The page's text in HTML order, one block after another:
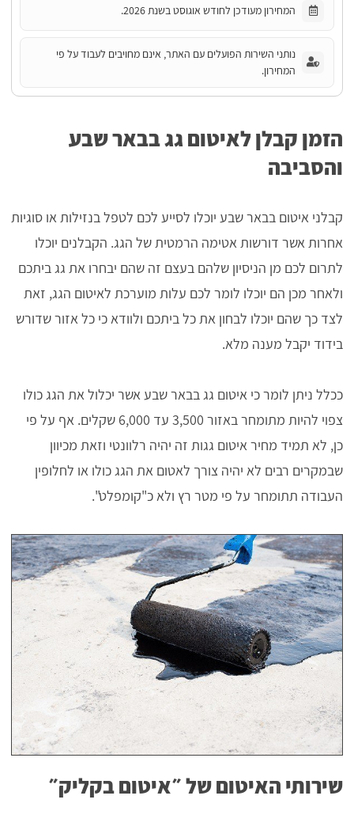
המחירון מעודכן לחודש אוגוסט בשנת 2026.
נותני השירות הפועלים עם האתר, אינם מחויבים לעבוד על פי
המחירון.
הזמן קבלן לאיטום גג בבאר שבע
והסביבה
קבלני איטום בבאר שבע יוכלו לסייע לכם לטפל בנזילות או סוגיות
אחרות אשר דורשות אטימה הרמטית של הגג. הקבלנים יוכלו
לתרום לכם מן הניסיון שלהם בעצם זה שהם יבחרו את גג ביתכם
ולאחר מכן הם יוכלו לומר לכם עלות מוערכת לאיטום הגג, זאת
לצד כך שהם יוכלו לבחון את כל ביתכם ולוודא כי כל אזור שדורש
בידוד יקבל מענה מלא.
ככלל ניתן לומר כי איטום גג בבאר שבע אשר יכלול את הגג כולו
צפוי להיות מתומחר באזור 3,500 עד 6,000 שקלים. אף על פי
כן, לא תמיד מחיר איטום גגות זה יהיה רלוונטי וזאת מכיוון
שבמקרים רבים לא יהיה צורך לאטום את הגג כולו או לחלופין
העבודה תתומחר על פי מטר רץ ולא כ"קומפלט".
שירותי האיטום של ״איטום בקליק״